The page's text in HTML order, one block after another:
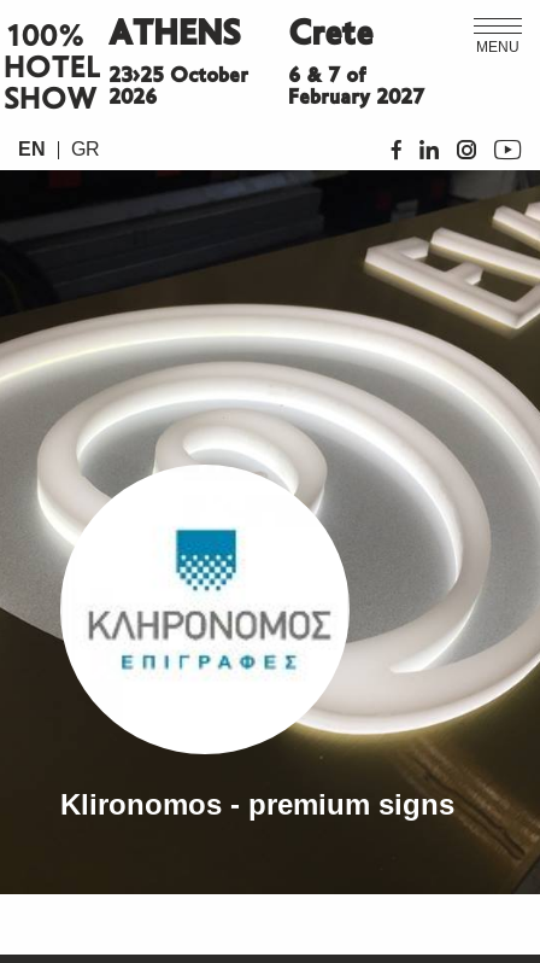
MENU
100%
HOTEL
SHOW
ATHENS
23>25 October
2026
Crete
6 & 7 of
February 2027
EN GR
Klironomos - premium signs